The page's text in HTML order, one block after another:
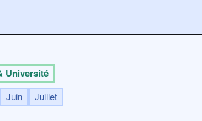
Université
Juin Juillet